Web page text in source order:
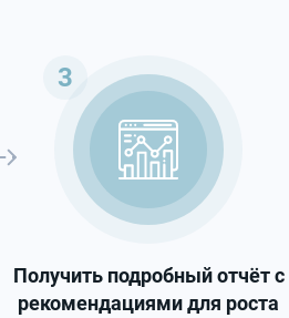
Получить подробный отчёт с
рекомендациями для роста